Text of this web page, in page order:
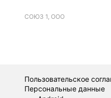
СОЮЗ 1, ООО
Пользовательское
Персональные данные